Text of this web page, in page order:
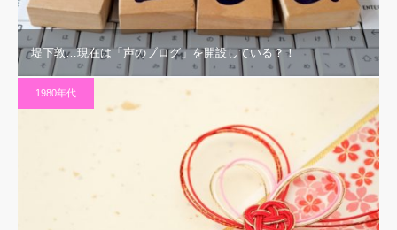
堤下敦…現在は「声のブログ」を開設している？！
1980年代